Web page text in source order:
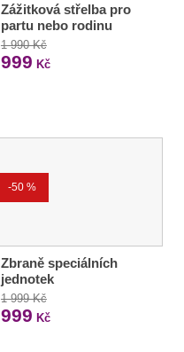
Zážitková střelba pro
partu nebo rodinu
1 990 Kč
999 Kč
-50 %
Zbraně speciálních
jednotek
1 999 Kč
999 Kč